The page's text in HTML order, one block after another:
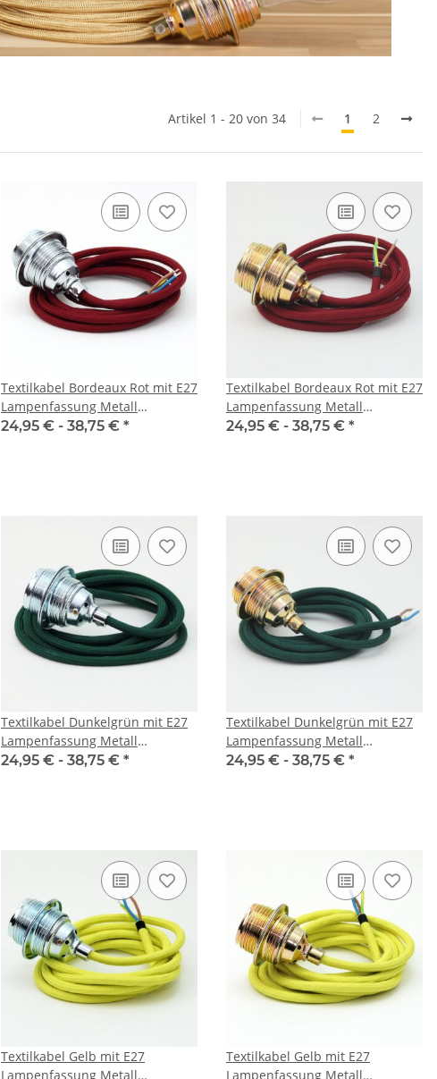
Artikel 1 - 20 von 34 1 2
Textilkabel Bordeaux Rot mit E27
Lampenfassung Metall
verchromt und 2 Schraubringe
24,95 € - 38,75 € *
Textilkabel Bordeaux Rot mit E27
Lampenfassung Metall
vermessingt und 2 Schraubringe
24,95 € - 38,75 € *
Textilkabel Dunkelgrün mit E27
Lampenfassung Metall
verchromt und 2 Schraubringe
24,95 € - 38,75 € *
Textilkabel Dunkelgrün mit E27
Lampenfassung Metall
vermessingt und 2 Schraubringe
24,95 € - 38,75 € *
Textilkabel Gelb mit E27
Lampenfassung Metall
Textilkabel Gelb mit E27
Lampenfassung Metall